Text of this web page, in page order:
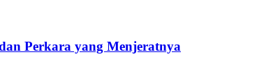
Perkara yang Menjeratnya